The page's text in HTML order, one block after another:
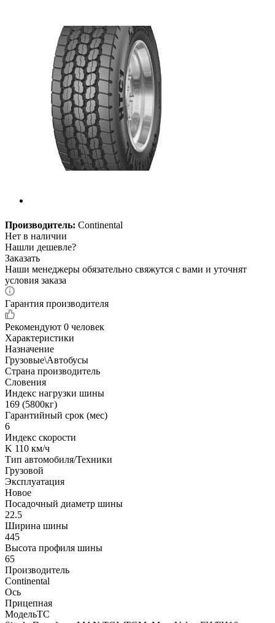
Производитель: Continental
Нет в наличии
Нашли дешевле?
Заказать
Наши менеджеры обязательно свяжутся с вами и уточнят
условия заказа
Гарантия производителя
Рекомендуют 0 человек
Характеристики
Назначение
Грузовые\Автобусы
Страна производитель
Словения
Индекс нагрузки шины
169 (5800кг)
Гарантийный срок (мес)
6
Индекс скорости
K 110 км/ч
Тип автомобиля/Техники
Грузовой
Эксплуатация
Новое
Посадочный диаметр шины
22.5
Ширина шины
445
Высота профиля шины
65
Производитель
Continental
Ось
Прицепная
МодельТС